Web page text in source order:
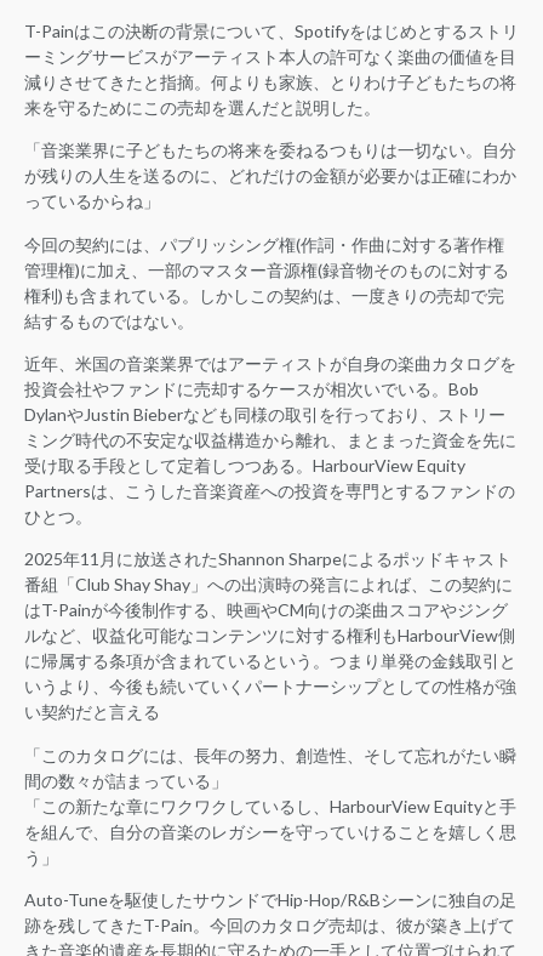
T-Painはこの決断の背景について、Spotifyをはじめとするストリ
ーミングサービスがアーティスト本人の許可なく楽曲の価値を目
減りさせてきたと指摘。何よりも家族、とりわけ子どもたちの将
来を守るためにこの売却を選んだと説明した。
「音楽業界に子どもたちの将来を委ねるつもりは一切ない。自分
が残りの人生を送るのに、どれだけの金額が必要かは正確にわか
っているからね」
今回の契約には、パブリッシング権(作詞・作曲に対する著作権
管理権)に加え、一部のマスター音源権(録音物そのものに対する
権利)も含まれている。しかしこの契約は、一度きりの売却で完
結するものではない。
近年、米国の音楽業界ではアーティストが自身の楽曲カタログを
投資会社やファンドに売却するケースが相次いでいる。Bob
DylanやJustin Bieberなども同様の取引を行っており、ストリー
ミング時代の不安定な収益構造から離れ、まとまった資金を先に
受け取る手段として定着しつつある。HarbourView Equity
Partnersは、こうした音楽資産への投資を専門とするファンドの
ひとつ。
2025年11月に放送されたShannon Sharpeによるポッドキャスト
番組「Club Shay Shay」への出演時の発言によれば、この契約に
はT-Painが今後制作する、映画やCM向けの楽曲スコアやジング
ルなど、収益化可能なコンテンツに対する権利もHarbourView側
に帰属する条項が含まれているという。つまり単発の金銭取引と
いうより、今後も続いていくパートナーシップとしての性格が強
い契約だと言える
「このカタログには、長年の努力、創造性、そして忘れがたい瞬
間の数々が詰まっている」
「この新たな章にワクワクしているし、HarbourView Equityと手
を組んで、自分の音楽のレガシーを守っていけることを嬉しく思
う」
Auto-Tuneを駆使したサウンドでHip-Hop/R&Bシーンに独自の足
跡を残してきたT-Pain。今回のカタログ売却は、彼が築き上げて
きた音楽的遺産を長期的に守るための一手として位置づけられて